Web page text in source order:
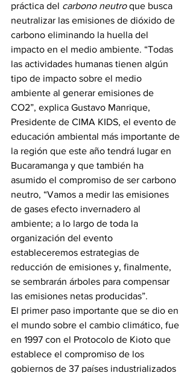
práctica del carbono neutro que busca
neutralizar las emisiones de dióxido de
carbono eliminando la huella del
impacto en el medio ambiente. “Todas
las actividades humanas tienen algún
tipo de impacto sobre el medio
ambiente al generar emisiones de
CO2”, explica Gustavo Manrique,
Presidente de CIMA KIDS, el evento de
educación ambiental más importante de
la región que este año tendrá lugar en
Bucaramanga y que también ha
asumido el compromiso de ser carbono
neutro, “Vamos a medir las emisiones
de gases efecto invernadero al
ambiente; a lo largo de toda la
organización del evento
estableceremos estrategias de
reducción de emisiones y, finalmente,
se sembrarán árboles para compensar
las emisiones netas producidas”.
El primer paso importante que se dio en
el mundo sobre el cambio climático, fue
en 1997 con el Protocolo de Kioto que
establece el compromiso de los
gobiernos de 37 países industrializados